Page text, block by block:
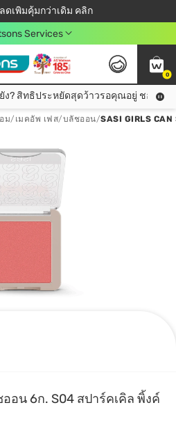
ดเพิ่มคุ้มกว่าเดิม คลิก
งแรก ลดเพิ่มจุก ๆ 10%! 🎉
รี! เมื่อชอป 499฿
วัตสัน คลับดียังไง?
Services
0
มีบัตรสมาชิกวัตสัน คลับรึยัง? สิทธิประหยัดสุดว้าวรอคุณอยู่ ชอปคุ้มกว่าเดิม คลิก!
? สิทธิประหยัดสุดว้าวรอคุณอยู่ ชอปคุ้มก
ม/ เมคอัพ เฟส/บลัชออน/SASI GIRLS CAN
อน 6ก. S04 สปาร์คเคิล พิ้งค์